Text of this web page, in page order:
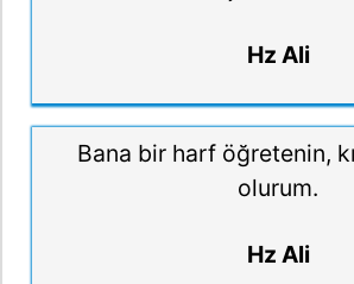
Hz Ali
Bana bir harf öğretenin,
olurum.
Hz Ali